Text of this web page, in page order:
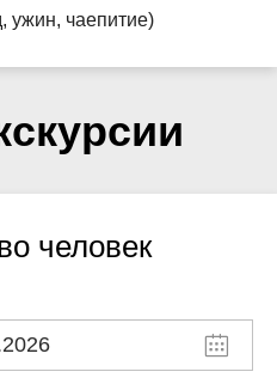
ужин, чаепитие)
человек